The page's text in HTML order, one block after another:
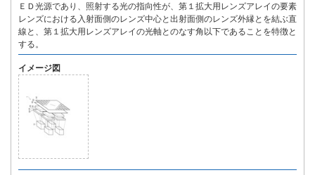
ＥＤ光源であり、照射する光の指向性が、第１拡大用レンズアレイの要素
レンズにおける入射面側のレンズ中心と出射面側のレンズ外縁とを結ぶ直
線と、第１拡大用レンズアレイの光軸とのなす角以下であることを特徴と
する。
イメージ図